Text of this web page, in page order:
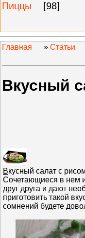
Пиццы
[98]
Главная » Статьи
Вкусный
Вкусный салат с
Сочетающиеся в нем
друг друга и дают
приготовить такой
сомнений будете